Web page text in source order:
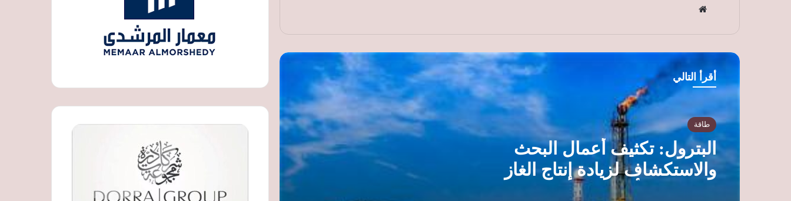
الوي
ب
أقرأ التالي
طاقة
البترول: تكثيف أعمال البحث
والاستكشاف لزيادة إنتاج الغاز
الطبيعي وتأمين احتياجات السوق
أسعار النفط تقفز بأكثر من 6% مع تصاعد
التوترات في الشرق الأوسط وتهديدات
لإمدادات الطاقة
أسابيع مع تصاعد التوترات بالشرق الأوسط